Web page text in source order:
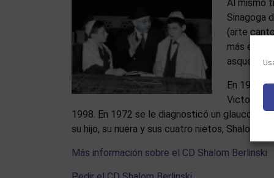
Al mismo
Sinagoga
(arte
más
asquenazí.
En 1979,
Victoria
1998. En 1972 se le diagnosticó un glaucoma
su hijo, su nuera y sus cuatro nietos, Shalom
Más información sobre el CD Shalom Berlinski